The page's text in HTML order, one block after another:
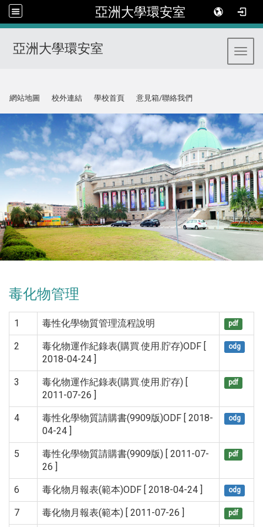
亞洲大學環安室
亞洲大學環安室
網站地圖
校外連結 學校首頁 意見箱/聯絡我們
毒化物管理
1 毒性化學物質管理流程說明 pdf
2
毒化物運作紀錄表(購買.使用.貯存)ODF [
2018-04-24 ]
odg
3
毒化物運作紀錄表(購買.使用.貯存) [
2011-07-26 ]
pdf
4
毒性化學物質請購書(9909版)ODF [ 2018-
04-24 ]
odg
5
毒性化學物質請購書(9909版) [ 2011-07-
26 ]
pdf
6 毒化物月報表(範本)ODF [ 2018-04-24 ] odg
7 毒化物月報表(範本) [ 2011-07-26 ] pdf